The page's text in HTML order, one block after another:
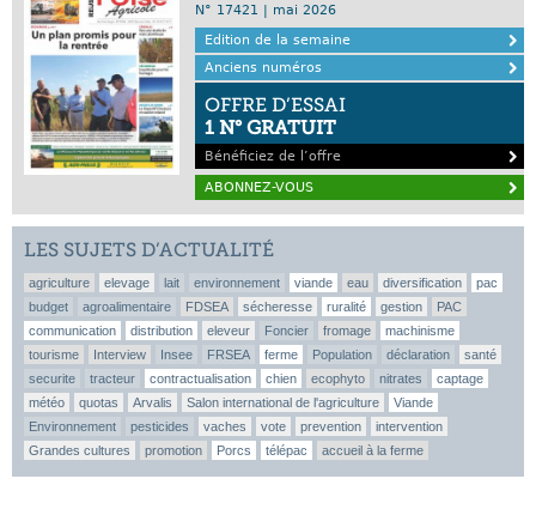
N° 17421 | mai 2026
Edition de la semaine
Anciens numéros
OFFRE D’ESSAI
1 N° GRATUIT
Bénéficiez de l’offre
ABONNEZ-VOUS
LES SUJETS D’ACTUALITÉ
agriculture elevage lait environnement viande eau diversification
pac
budget
agroalimentaire FDSEA sécheresse ruralité gestion
PAC
communication
distribution eleveur Foncier fromage
machinisme
tourisme
Interview Insee FRSEA ferme Population déclaration
santé
securite
tracteur contractualisation chien ecophyto nitrates
captage
météo
quotas Arvalis Salon international de l'agriculture
Viande
Environnement
pesticides vaches vote prevention
intervention
Grandes cultures
promotion Porcs télépac accueil à la ferme